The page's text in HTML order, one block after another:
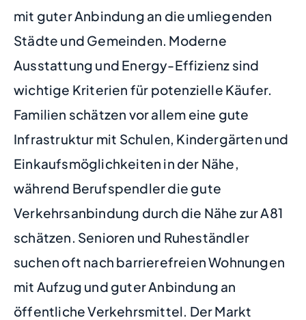
mit guter Anbindung an die umliegenden
Städte und Gemeinden. Moderne
Ausstattung und Energy-Effizienz sind
wichtige Kriterien für potenzielle Käufer.
Familien schätzen vor allem eine gute
Infrastruktur mit Schulen, Kindergärten und
Einkaufsmöglichkeiten in der Nähe,
während Berufspendler die gute
Verkehrsanbindung durch die Nähe zur A81
schätzen. Senioren und Ruheständler
suchen oft nach barrierefreien Wohnungen
mit Aufzug und guter Anbindung an
öffentliche Verkehrsmittel. Der Markt